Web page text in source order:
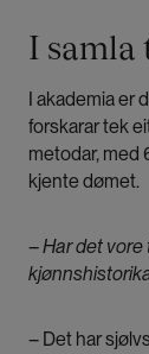
I samla
I akademia er
forskarar tek
metodar, med
kjente dømet.
– Har det
– Det har